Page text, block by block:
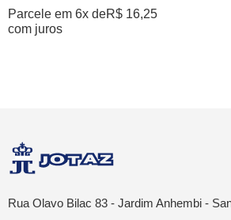
Parcele em 6x deR$ 16,25
com juros
Rua Olavo Bilac 83 - Jardim Anhembi -